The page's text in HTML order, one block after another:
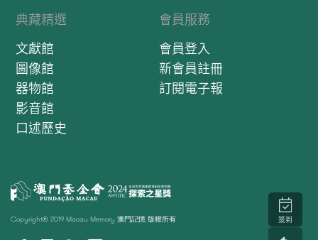
典藏精選
文獻館
圖像館
器物館
影音館
口述歷史
會員服務
會員登入
新會員註冊
訂閱電子報
Copyright© 2019 Macau Memory 澳門記憶 版權所有 簽到